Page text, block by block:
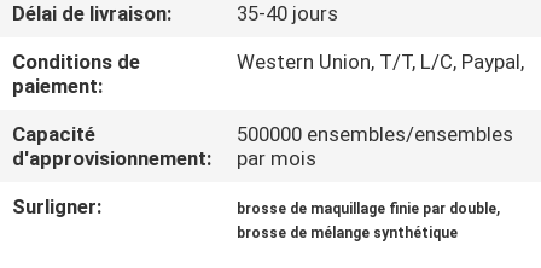
PLAN
DU
SITE
PRIVACY
Délai de livraison:
35-40 jours
Conditions de
paiement:
Western Union, T/T, L/C, Paypal,
Capacité
d'approvisionnement:
500000 ensembles/ensembles
par mois
Surligner:
brosse de maquillage finie par double,
brosse de mélange synthétique